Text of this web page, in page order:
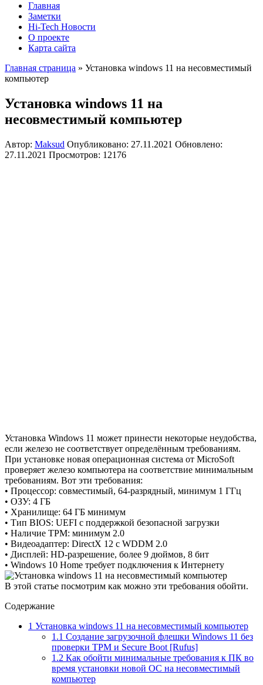
Главная
Заметки
Hi-Tech Новости
О проекте
Карта сайта
Главная страница » Установка windows 11 на несовместимый
компьютер
Установка windows 11 на
несовместимый компьютер
Автор: Maksud Опубликовано: 27.11.2021 Обновлено:
27.11.2021 Просмотров: 12176
Установка Windows 11 может принести некоторые неудобства,
если железо не соответствует определённым требованиям.
При установке новая операционная система от MicroSoft
проверяет железо компьютера на соответствие минимальным
требованиям. Вот эти требования:
• Процессор: совместимый, 64-разрядный, минимум 1 ГГц
• ОЗУ: 4 ГБ
• Хранилище: 64 ГБ минимум
• Тип BIOS: UEFI с поддержкой безопасной загрузки
• Наличие TPM: минимум 2.0
• Видеоадаптер: DirectX 12 с WDDM 2.0
• Дисплей: HD-разрешение, более 9 дюймов, 8 бит
• Windows 10 Home требует подключения к Интернету
В этой статье посмотрим как можно эти требования обойти.
Содержание
1 Установка windows 11 на несовместимый компьютер
1.1 Создание загрузочной флешки Windows 11 без
проверки TPM и Secure Boot [Rufus]
1.2 Как обойти минимальные требования к ПК во
время установки новой ОС на несовместимый
компьютер